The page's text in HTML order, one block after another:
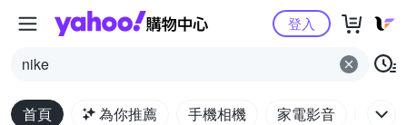
Yahoo購物中心
nike
登入
首頁 為你推薦 手機相機 家電影音 電腦